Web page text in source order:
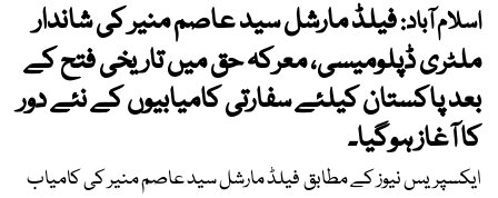
اسلام آباد:فیلڈ مارشل سید عاصم منیر کی شاندار
ملٹری ڈپلومیسی، معرکہ حق میں تاریخی فتح کے
بعد پاکستان کیلئے سفارتی کامیابیوں کے نئے دور
کا آغاز ہوگیا۔
ایکسپریس نیوز کے مطابق فیلڈ مارشل سید عاصم منیر کی کامیاب